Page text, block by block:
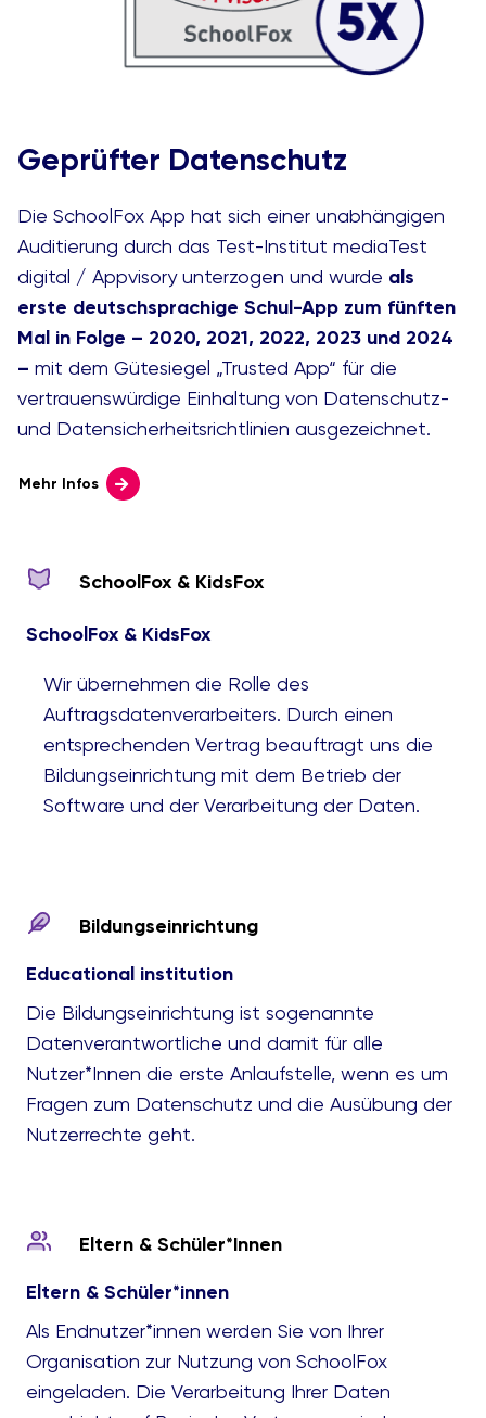
Geprüfter Datenschutz
Die SchoolFox App hat sich einer unabhängigen
Auditierung durch das Test-Institut mediaTest
digital / Appvisory unterzogen und wurde als
erste deutschsprachige Schul-App zum fünften
Mal in Folge – 2020, 2021, 2022, 2023 und 2024
– mit dem Gütesiegel „Trusted App“ für die
vertrauenswürdige Einhaltung von Datenschutz-
und Datensicherheitsrichtlinien ausgezeichnet.
Mehr Infos
SchoolFox & KidsFox
SchoolFox & KidsFox
Wir übernehmen die Rolle des
Auftragsdatenverarbeiters. Durch einen
entsprechenden Vertrag beauftragt uns die
Bildungseinrichtung mit dem Betrieb der
Software und der Verarbeitung der Daten.
Bildungseinrichtung
Educational institution
Die Bildungseinrichtung ist sogenannte
Datenverantwortliche und damit für alle
Nutzer*Innen die erste Anlaufstelle, wenn es um
Fragen zum Datenschutz und die Ausübung der
Nutzerrechte geht.
Eltern & Schüler*Innen
Eltern & Schüler*innen
Als Endnutzer*innen werden Sie von Ihrer
Organisation zur Nutzung von SchoolFox
eingeladen. Die Verarbeitung Ihrer Daten